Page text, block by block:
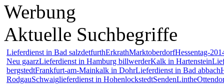
Werbung
Aktuelle Suchbegriffe
Lieferdienst in Bad salzdetfurthErkrathMarktoberdorfHessentag-
Neu gaarzLieferdienst in Hamburg billwerderKalk in Hartenstein
bergstedtFrankfurt-am-Mainkalk in DohrLieferdienst in Bad abbach
RodgauSchwaiglieferdienst in HohenlockstedtSendenLinthe